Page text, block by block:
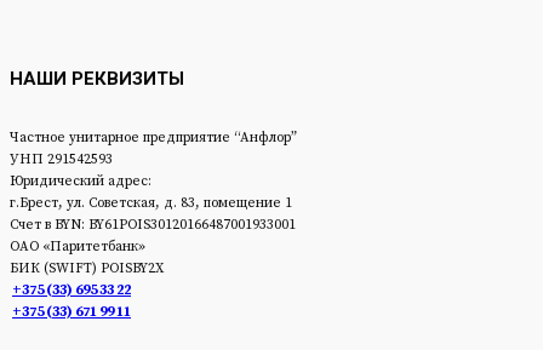
НАШИ РЕКВИЗИТЫ
Частное унитарное предприятие “Анфлор”
УНП 291542593
Юридический адрес:
г.Брест, ул. Советская, д. 83, помещение 1
Счет в BYN: BY61POIS30120166487001933001
ОАО «Паритетбанк»
БИК (SWIFT) POISBY2Х
+375 (33) 695 33 22
+375 (33) 671 99 11